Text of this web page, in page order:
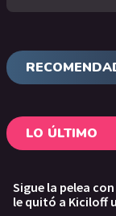
LO ÚLTIMO
Sigue la pelea
le quitó a Kiciloff